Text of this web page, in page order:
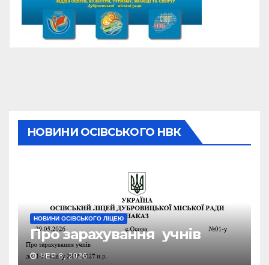
НОВИНИ ОСІВСЬКОГО НВК
НОВИНИ ОСІВСЬКОГО ЛІЦЕЮ
Про зарахування учнів
ЧЕР 8, 2026